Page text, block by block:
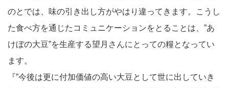
のとでは、味の引き出し方がやはり違ってきます。こうし
た食べ方を通じたコミュニケーションをとることは、”あ
けぼの大豆”を生産する望月さんにとっての糧となってい
ます。
『”今後は更に付加価値の高い大豆として世に出していき